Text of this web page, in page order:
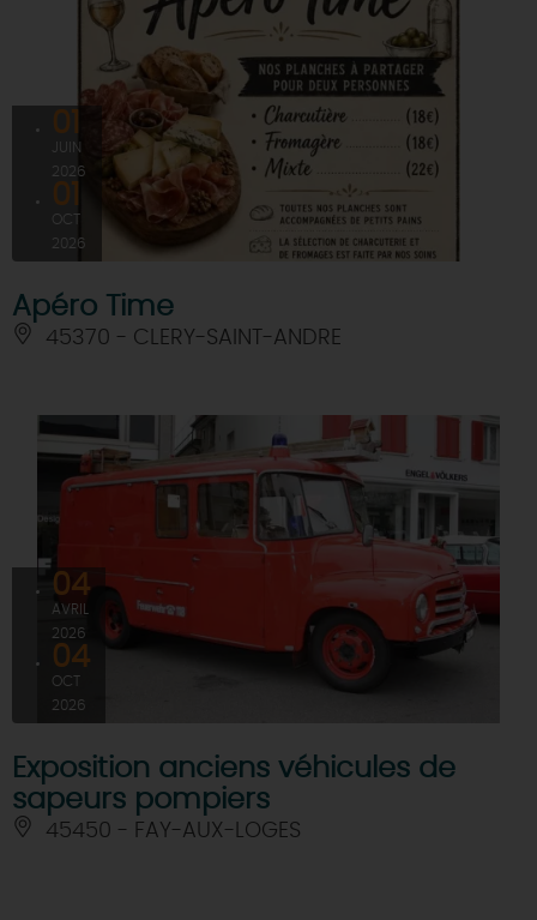
01
JUIN
2026
01
OCT
2026
Apéro Time
45370 - CLERY-SAINT-ANDRE
04
AVRIL
2026
04
OCT
2026
Exposition anciens véhicules de
sapeurs pompiers
45450 - FAY-AUX-LOGES